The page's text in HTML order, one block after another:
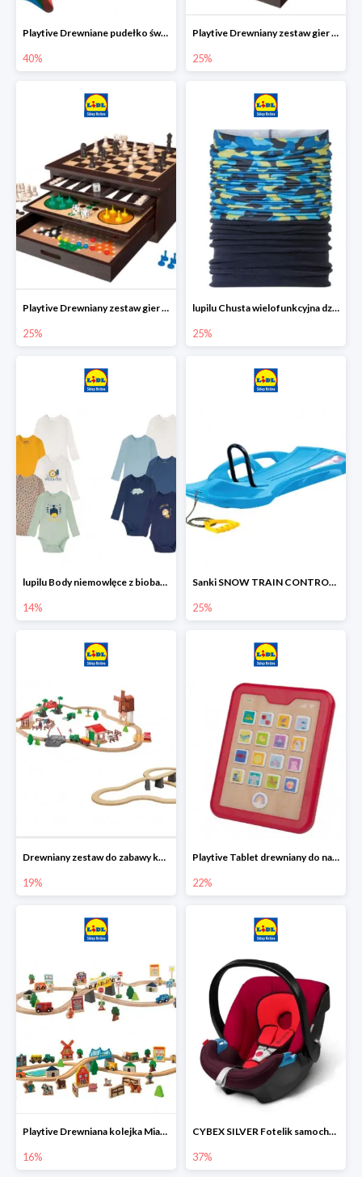
Playtive Drewniane pudełko świetlne MONTESSORI
40%
Playtive Drewniany zestaw gier 10 w 1
25%
Playtive Drewniany zestaw gier 10 w 1
25%
lupilu Chusta wielofunkcyjna dziecięca
25%
lupilu Body niemowlęce z biobawełny
14%
Sanki SNOW TRAIN CONTROL -25%
25%
Drewniany zestaw do zabawy kolejką - farma i wiadukt
19%
Playtive Tablet drewniany do nauki, interaktywny
22%
Playtive Drewniana kolejka Miasto lub Farma
16%
CYBEX SILVER Fotelik samochodowy
37%